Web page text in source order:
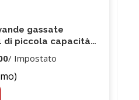
gassate
di piccola capacità
/ Impostato